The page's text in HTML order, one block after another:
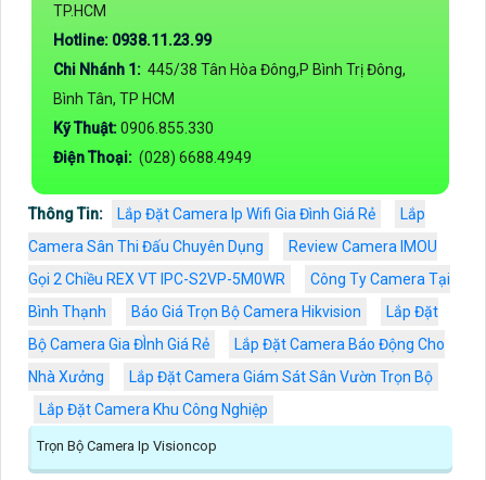
TP.HCM
Hotline: 0938.11.23.99
Chi Nhánh 1: 445/38 Tân Hòa Đông,P Bình Trị Đông,
Bình Tân, TP HCM
Kỹ Thuật:0906.855.330
Điện Thoại: (028) 6688.4949
Thông Tin: Lắp Đặt Camera Ip Wifi Gia Đình Giá Rẻ
Lắp
Camera Sân Thi Đấu Chuyên Dụng
Review Camera IMOU
Gọi 2 Chiều REX VT IPC-S2VP-5M0WR
Công Ty Camera Tại
Bình Thạnh
Báo Giá Trọn Bộ Camera Hikvision
Lắp Đặt
Bộ Camera Gia ĐÌnh Giá Rẻ
Lắp Đặt Camera Báo Động Cho
Nhà Xưởng
Lắp Đặt Camera Giám Sát Sân Vườn Trọn Bộ
Lắp Đặt Camera Khu Công Nghiệp
Trọn Bộ Camera Ip Visioncop